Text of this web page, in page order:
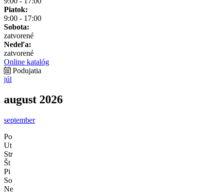
Piatok:
9:00 - 17:00
Sobota:
zatvorené
Nedeľa:
zatvorené
Online katalóg
Podujatia
júl
august 2026
september
Po
Ut
Str
Št
Pi
So
Ne